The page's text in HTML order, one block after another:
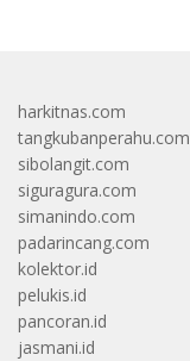
harkitnas.com
tangkubanperahu.com
sibolangit.com
siguragura.com
simanindo.com
padarincang.com
kolektor.id
pelukis.id
pancoran.id
jasmani.id